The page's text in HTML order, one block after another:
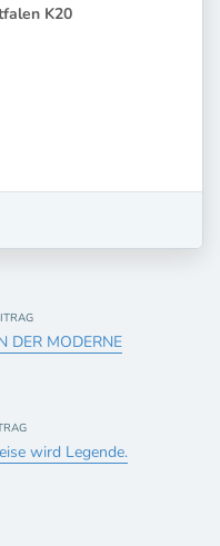
K20
DER MODERNE
wird Legende.